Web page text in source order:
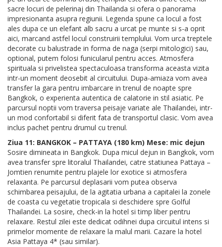
sacre locuri de pelerinaj din Thailanda si ofera o panorama
impresionanta asupra regiunii. Legenda spune ca locul a fost
ales dupa ce un elefant alb sacru a urcat pe munte si s-a oprit
aici, marcand astfel locul construirii templului. Vom urca treptele
decorate cu balustrade in forma de naga (serpi mitologici) sau,
optional, putem folosi funicularul pentru acces. Atmosfera
spirituala si privelistea spectaculoasa transforma aceasta vizita
intr-un moment deosebit al circuitului. Dupa-amiaza vom avea
transfer la gara pentru imbarcare in trenul de noapte spre
Bangkok, o experienta autentica de calatorie in stil asiatic. Pe
parcursul noptii vom traversa peisaje variate ale Thailandei, intr-
un mod confortabil si diferit fata de transportul clasic. Vom avea
inclus pachet pentru drumul cu trenul.
Ziua 11: BANGKOK – PATTAYA (180 km) Mese: mic dejun
Sosire dimineata in Bangkok. Dupa micul dejun in Bangkok, vom
avea transfer spre litoralul Thailandei, catre statiunea Pattaya –
Jomtien renumite pentru plajele lor exotice si atmosfera
relaxanta. Pe parcursul deplasarii vom putea observa
schimbarea peisajului, de la agitatia urbana a capitalei la zonele
de coasta cu vegetatie tropicala si deschidere spre Golful
Thailandei. La sosire, check-in la hotel si timp liber pentru
relaxare. Restul zilei este dedicat odihnei dupa circuitul intens si
primelor momente de relaxare la malul marii. Cazare la hotel
Asia Pattaya 4* (sau similar).